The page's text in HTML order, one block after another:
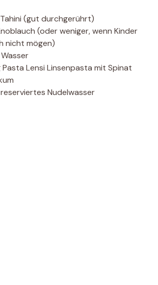
Tahini (gut durchgerührt)
(oder weniger, wenn Kinder
nicht mögen)
Pasta Lensi Linsenpasta mit Spinat
Nudelwasser